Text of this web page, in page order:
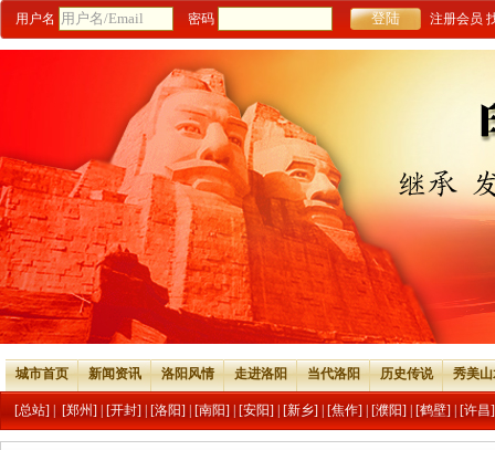
用户名 密码 注册会员
城市首页 新闻资讯 洛阳风情 走进洛阳 当代洛阳 历史传说 秀美
[总站] [郑州] [开封] [洛阳] [南阳] [安阳] [新乡] [焦作] [濮阳] [鹤壁] [许昌]